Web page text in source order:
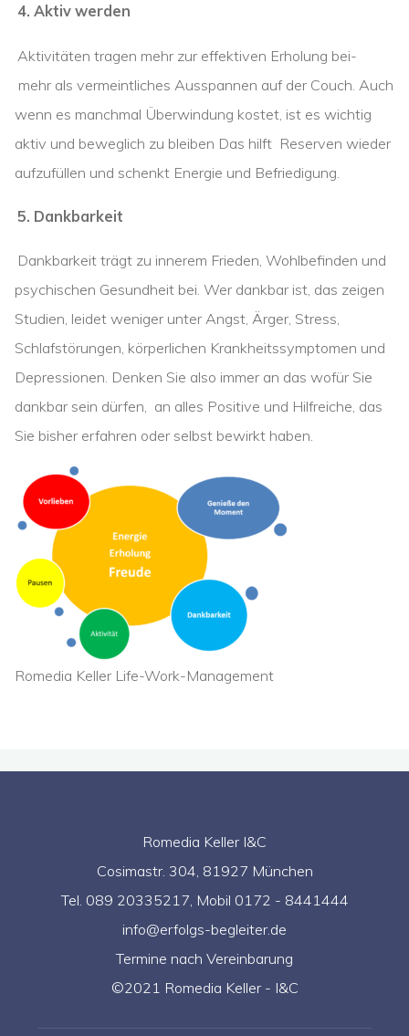
4. Aktiv werden
Aktivitäten tragen mehr zur effektiven Erholung bei-
mehr als vermeintliches Ausspannen auf der Couch. Auch
wenn es manchmal Überwindung kostet, ist es wichtig
aktiv und beweglich zu bleiben Das hilft Reserven wieder
aufzufüllen und schenkt Energie und Befriedigung.
5. Dankbarkeit
Dankbarkeit trägt zu innerem Frieden, Wohlbefinden und
psychischen Gesundheit bei. Wer dankbar ist, das zeigen
Studien, leidet weniger unter Angst, Ärger, Stress,
Schlafstörungen, körperlichen Krankheitssymptomen und
Depressionen. Denken Sie also immer an das wofür Sie
dankbar sein dürfen, an alles Positive und Hilfreiche, das
Sie bisher erfahren oder selbst bewirkt haben.
Romedia Keller Life-Work-Management
Romedia Keller I&C
Cosimastr. 304, 81927 München
Tel. 089 20335217, Mobil 0172 - 8441444
info@erfolgs-begleiter.de
Termine nach Vereinbarung
©2021 Romedia Keller - I&C